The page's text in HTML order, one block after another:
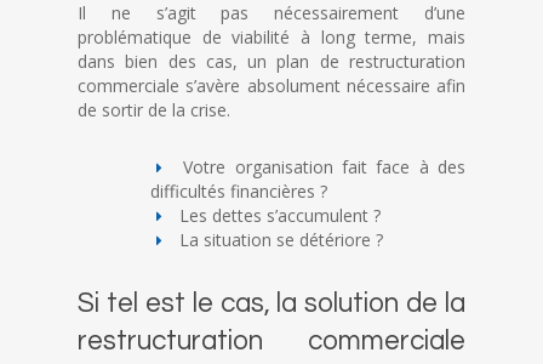
Il ne s’agit pas nécessairement d’une
problématique de viabilité à long terme, mais
dans bien des cas, un plan de restructuration
commerciale s’avère absolument nécessaire afin
de sortir de la crise.
Votre organisation fait face à des
difficultés financières ?
Les dettes s’accumulent ?
La situation se détériore ?
Si tel est le cas, la solution de la
restructuration commerciale